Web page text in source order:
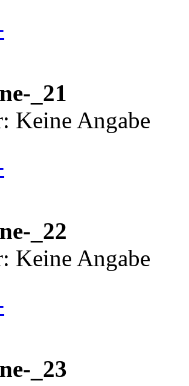
_21
Keine Angabe
_22
Keine Angabe
_23